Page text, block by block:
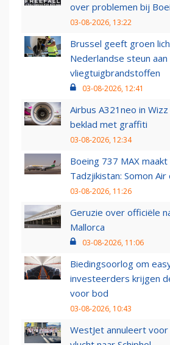
over problemen bij
03-08-2026, 13:22
Brussel geeft groen
Nederlandse steun
vliegtuigbrandstoffen
03-08-2026, 12:41
Airbus A321neo in
beklad met graffiti
03-08-2026, 12:34
Boeing 737 MAX
Tadzjikistan: Somon
03-08-2026, 11:26
Geruzie over officiële
Mallorca
03-08-2026, 11:06
Biedingsoorlog om
investeerders krijgen
voor bod
03-08-2026, 10:43
WestJet annuleert